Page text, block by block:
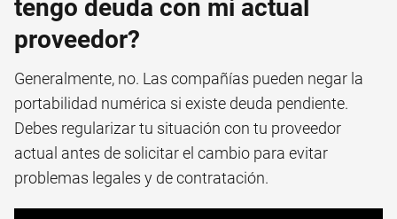
tengo deuda con mi actual
proveedor?
Generalmente, no. Las compañías pueden negar la
portabilidad numérica si existe deuda pendiente.
Debes regularizar tu situación con tu proveedor
actual antes de solicitar el cambio para evitar
problemas legales y de contratación.